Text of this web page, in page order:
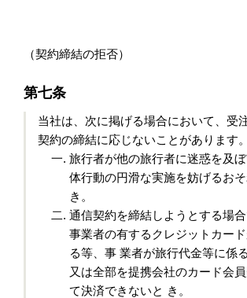
（契約締結の拒否）
第七条
当社は、次に掲げる場合において、受
契約の締結に応じないことがあります。
旅行者が他の旅行者に迷惑を及
体行動の円滑な実施を妨げるお
き。
通信契約を締結しようとする場合
事業者の有するクレジットカー
る等、事 業者が旅行代金等に係
又は全部を提携会社のカード会
て決済できないと き。